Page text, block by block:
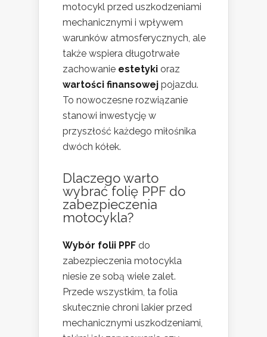
motocykl przed uszkodzeniami
mechanicznymi i wpływem
warunków atmosferycznych, ale
także wspiera długotrwałe
zachowanie estetyki oraz
wartości finansowej pojazdu.
To nowoczesne rozwiązanie
stanowi inwestycję w
przyszłość każdego miłośnika
dwóch kółek.
Dlaczego warto
wybrać folię PPF do
zabezpieczenia
motocykla?
Wybór folii PPF do
zabezpieczenia motocykla
niesie ze sobą wiele zalet.
Przede wszystkim, ta folia
skutecznie chroni lakier przed
mechanicznymi uszkodzeniami,